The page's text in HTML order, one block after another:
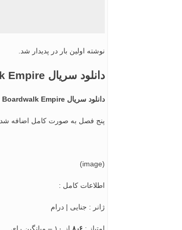
نوشته اولین بار در پدیدار شد.
دانلود سریال Boardwalk Empire
دانلود سریال Boardwalk Empire
پنج فصل به صورت کامل اضافه شد
(image)
اطلاعات کامل :
ژانر : جنایی | درام